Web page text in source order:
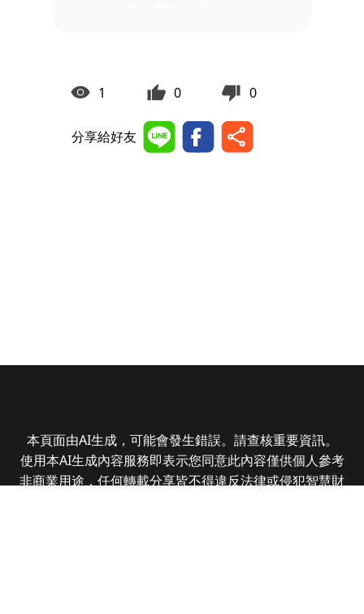
1 0 0
分享給好友
本頁面由AI生成，可能會發生錯誤。請查核重要資訊。
使用本AI生成內容服務即表示您同意此內容僅供個人參考
非商業用途，任何轉載分享皆不得違反法律或侵犯智慧財